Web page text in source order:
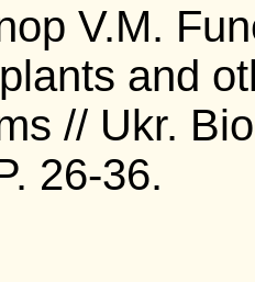
V.M.
and
// Ukr.
26-36.